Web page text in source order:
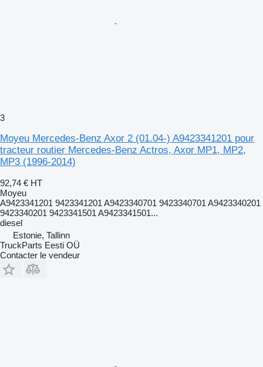
3
Moyeu Mercedes-Benz Axor 2 (01.04-) A9423341201 pour
tracteur routier Mercedes-Benz Actros, Axor MP1, MP2,
MP3 (1996-2014)
92,74 € HT
Moyeu
A9423341201 9423341201 A9423340701 9423340701 A9423340201
9423340201 9423341501 A9423341501...
diesel
Estonie, Tallinn
TruckParts Eesti OÜ
Contacter le vendeur